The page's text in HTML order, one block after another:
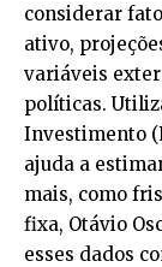
considerar
ativo,
variáveis
políticas.
Investimento
ajuda a
mais, como
fixa, Otávio
esses dados